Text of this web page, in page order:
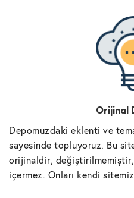
Orijinal
Depomuzdaki eklenti ve
sayesinde topluyoruz. Bu
orijinaldir, değiştirilmemiştir,
içermez. Onları kendi